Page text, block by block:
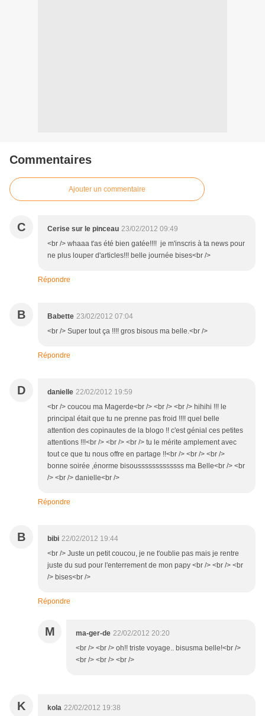
Commentaires
Ajouter un commentaire
C Cerise sur le pinceau 23/02/2012 09:49
<br /> whaaa t'as été bien gatée!!!! je m'inscris à ta news pour
ne plus louper d'articles!!! belle journée bises<br />
Répondre
B Babette 23/02/2012 07:04
<br /> Super tout ça !!!! gros bisous ma belle.<br />
Répondre
D danielle 22/02/2012 19:59
<br /> coucou ma Magerde<br /> <br /> <br /> hihihi !!! le
principal était que tu ne prenne pas froid !!!! quel belle
attention des copinautes de la blogo !! c'est génial ces petites
attentions !!!<br /> <br /> <br /> tu le mérite amplement avec
tout ce que tu nous offre en partage !!<br /> <br /> <br />
bonne soirée ,énorme bisousssssssssssss ma Belle<br /> <br
/> <br /> danielle<br />
Répondre
B bibi 22/02/2012 19:44
<br /> Juste un petit coucou, je ne t'oublie pas mais je rentre
juste du sud pour l'enterrement de mon papy <br /> <br /> <br
/> bises<br />
Répondre
M ma-ger-de 22/02/2012 20:20
<br /> <br /> oh!! triste voyage.. bisusma belle!<br />
<br /> <br /> <br />
K kola 22/02/2012 19:38